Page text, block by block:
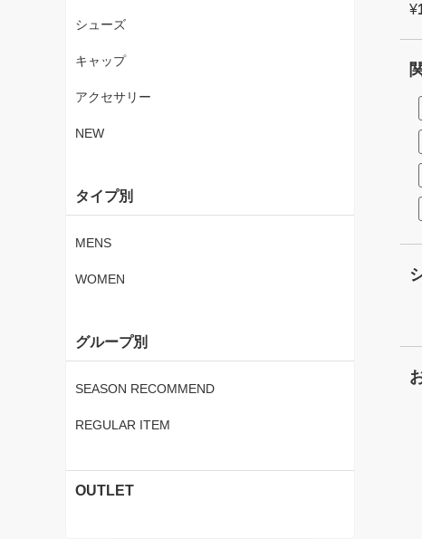
¥
シューズ
キャップ
アクセサリー
NEW
タイプ別
MENS
WOMEN
グループ別
SEASON RECOMMEND
REGULAR ITEM
OUTLET